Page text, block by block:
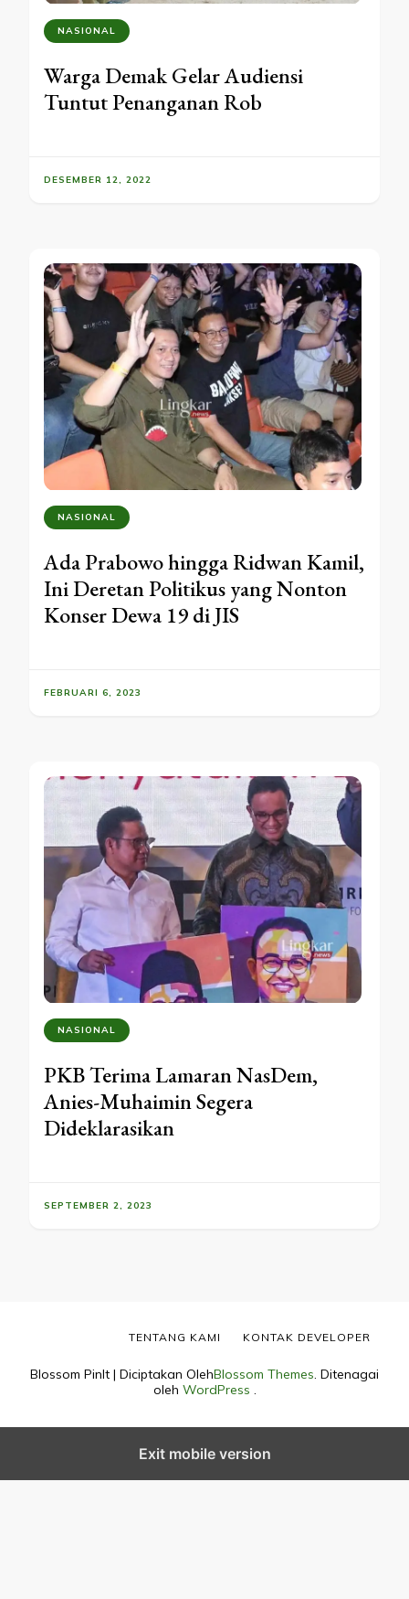
NASIONAL
Warga Demak Gelar Audiensi
Tuntut Penanganan Rob
DESEMBER 12, 2022
NASIONAL
Ada Prabowo hingga Ridwan Kamil,
Ini Deretan Politikus yang Nonton
Konser Dewa 19 di JIS
FEBRUARI 6, 2023
NASIONAL
PKB Terima Lamaran NasDem,
Anies-Muhaimin Segera
Dideklarasikan
SEPTEMBER 2, 2023
Blossom PinIt | Diciptakan OlehBlossom Themes. Ditenagai
oleh WordPress .
TENTANG KAMI KONTAK DEVELOPER
Exit mobile version